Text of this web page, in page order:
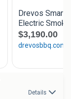
Details